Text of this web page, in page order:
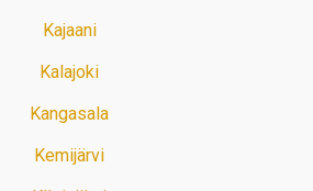
Kajaani
Kalajoki
Kangasala
Kemijärvi